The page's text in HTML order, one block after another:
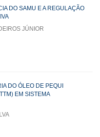
DO SAMU E A REGULAÇÃO
JÚNIOR
DO ÓLEO DE PEQUI
EM SISTEMA